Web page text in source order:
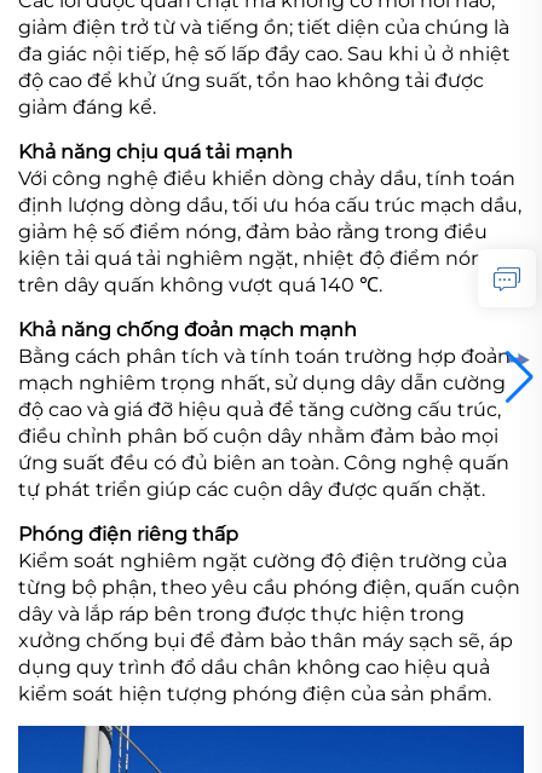
giảm điện trở từ và tiếng ồn; tiết diện của chúng là
đa giác nội tiếp, hệ số lấp đầy cao. Sau khi ủ ở nhiệt
độ cao để khử ứng suất, tổn hao không tải được
giảm đáng kể.
Khả năng chịu quá tải mạnh
Với công nghệ điều khiển dòng chảy dầu, tính toán
định lượng dòng dầu, tối ưu hóa cấu trúc mạch dầu,
giảm hệ số điểm nóng, đảm bảo rằng trong điều
kiện tải quá tải nghiêm ngặt, nhiệt độ điểm nóng
trên dây quấn không vượt quá 140 ℃.
Khả năng chống đoản mạch mạnh
Bằng cách phân tích và tính toán trường hợp đoản
mạch nghiêm trọng nhất, sử dụng dây dẫn cường
độ cao và giá đỡ hiệu quả để tăng cường cấu trúc,
điều chỉnh phân bố cuộn dây nhằm đảm bảo mọi
ứng suất đều có đủ biên an toàn. Công nghệ quấn
tự phát triển giúp các cuộn dây được quấn chặt.
Phóng điện riêng thấp
Kiểm soát nghiêm ngặt cường độ điện trường của
từng bộ phận, theo yêu cầu phóng điện, quấn cuộn
dây và lắp ráp bên trong được thực hiện trong
xưởng chống bụi để đảm bảo thân máy sạch sẽ, áp
dụng quy trình đổ dầu chân không cao hiệu quả
kiểm soát hiện tượng phóng điện của sản phẩm.